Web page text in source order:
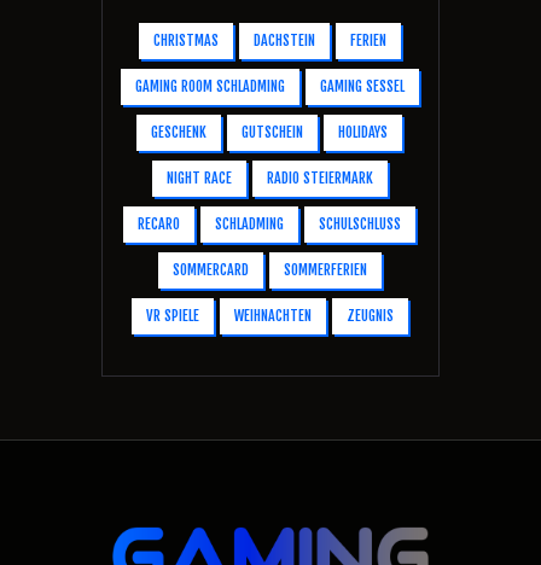
CHRISTMAS DACHSTEIN FERIEN
GAMING ROOM SCHLADMING GAMING SESSEL
GESCHENK GUTSCHEIN HOLIDAYS
NIGHT RACE RADIO STEIERMARK
RECARO SCHLADMING SCHULSCHLUSS
SOMMERCARD SOMMERFERIEN
VR SPIELE WEIHNACHTEN ZEUGNIS